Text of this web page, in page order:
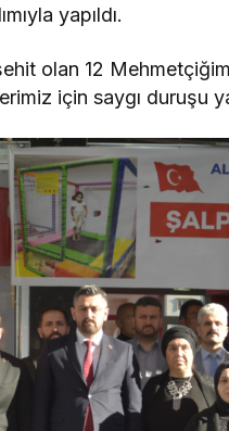
yapıldı.
olan 12
için saygı duruşu